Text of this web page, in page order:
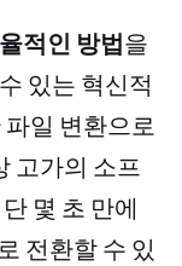
적인 방법을
있는 혁신적
일 변환으로
고가의 소프
몇 초 만에
전환할 수 있